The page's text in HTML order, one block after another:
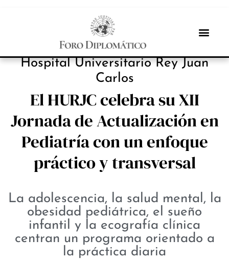
INBOX INTERNACIONAL
Hospital Universitario Rey Juan
Carlos
El HURJC celebra su XII
Jornada de Actualización en
Pediatría con un enfoque
práctico y transversal
La adolescencia, la salud mental, la
obesidad pediátrica, el sueño
infantil y la ecografía clínica
centran un programa orientado a
la práctica diaria